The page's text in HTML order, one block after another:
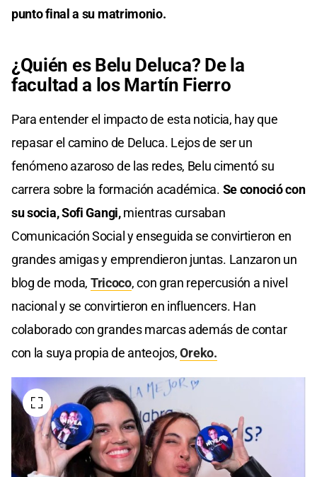
punto final a su matrimonio.
¿Quién es Belu Deluca? De la
facultad a los Martín Fierro
Para entender el impacto de esta noticia, hay que
repasar el camino de Deluca. Lejos de ser un
fenómeno azaroso de las redes, Belu cimentó su
carrera sobre la formación académica. Se conoció con
su socia, Sofi Gangi,mientras cursaban
Comunicación Social y enseguida se convirtieron en
grandes amigas y emprendieron juntas. Lanzaron un
blog de moda, Tricoco, con gran repercusión a nivel
nacional y se convirtieron en influencers. Han
colaborado con grandes marcas además de contar
con la suya propia de anteojos,Oreko.